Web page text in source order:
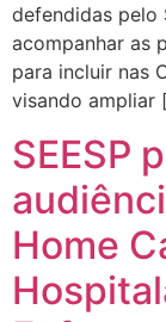
defendidas pelo
acompanhar as
para incluir nas
visando ampliar
SEESP
Home